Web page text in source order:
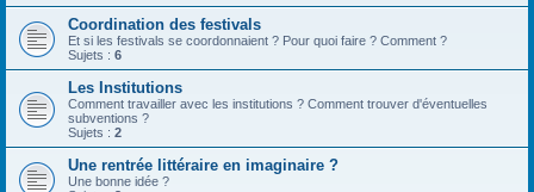
Coordination des festivals
Et si les festivals se coordonnaient ? Pour quoi faire ? Comment ?
Sujets : 6
Les Institutions
Comment travailler avec les institutions ? Comment trouver d'éventuelles
subventions ?
Sujets : 2
Une rentrée littéraire en imaginaire ?
Une bonne idée ?